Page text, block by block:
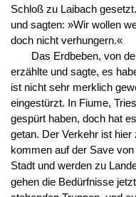
Schloß zu Laibach
und sagten: »Wir wollen
doch nicht verhungern.«
Das Erdbeben, von
erzählte und sagte, es
ist nicht sehr merklich
eingestürzt. In Fiume,
gespürt haben, doch hat
getan. Der Verkehr ist
kommen auf der Save
Stadt und werden zu
gehen die Bedürfnisse